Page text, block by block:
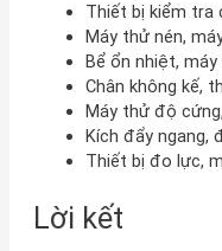
Thiết bị kiểm tra
Máy thử nén,
Bể ổn nhiệt,
Chân không kế,
Máy thử độ
Kích đẩy ngang,
Thiết bị đo lực,
Lời kết